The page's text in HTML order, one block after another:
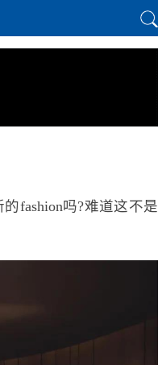
fashion吗?难道这不是